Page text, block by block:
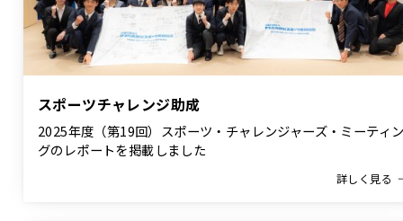
スポーツチャレンジ助成
2025年度（第19回）スポーツ・チャレンジャーズ・ミーティ
グのレポートを掲載しました
詳しく見る